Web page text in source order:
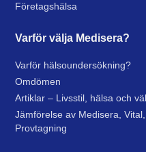
Företagshälsa
Varför välja Medisera?
Varför hälsoundersökning?
Omdömen
Artiklar – Livsstil, hälsa och
Jämförelse av Medisera,
Provtagning